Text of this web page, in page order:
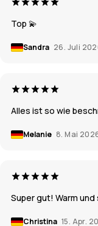
Top 💫
Sandra 26. Juli
Alles ist so wie
Melanie 8. Mai
Super gut! Warm
Christina 15. Apr.